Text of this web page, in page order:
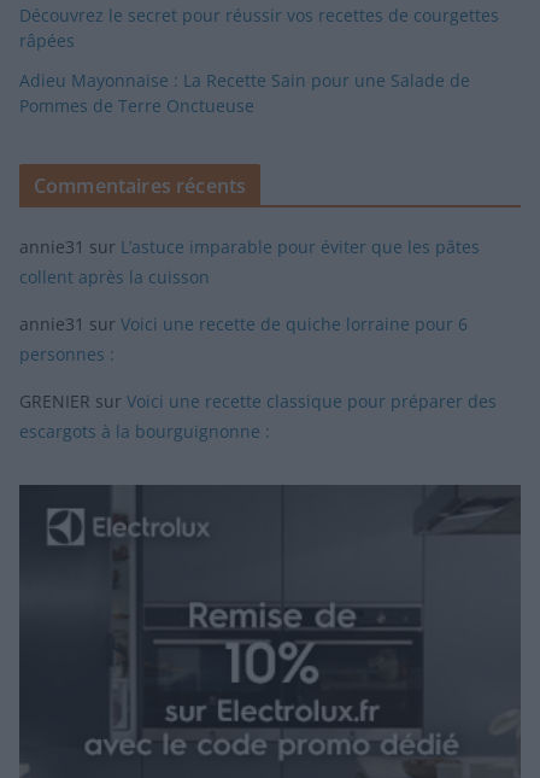
Découvrez le secret pour réussir vos recettes de courgettes
râpées
Adieu Mayonnaise : La Recette Sain pour une Salade de
Pommes de Terre Onctueuse
Commentaires récents
annie31 sur L’astuce imparable pour éviter que les pâtes
collent après la cuisson
annie31 sur Voici une recette de quiche lorraine pour 6
personnes :
GRENIER sur Voici une recette classique pour préparer des
escargots à la bourguignonne :